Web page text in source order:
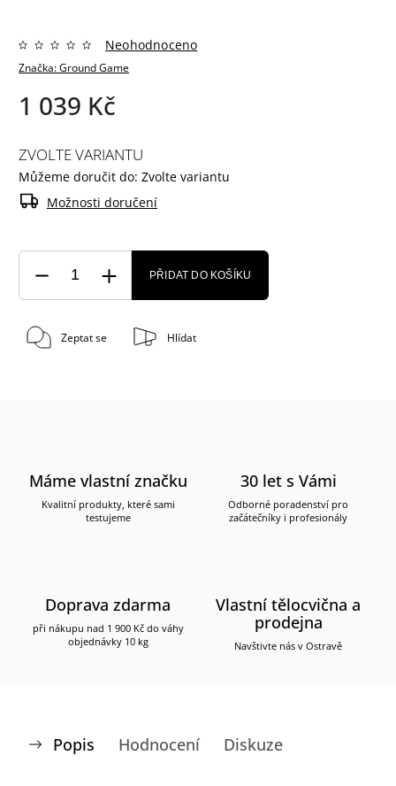
Značka:Ground Game
Neohodnoceno
1 039 Kč
ZVOLTE VARIANTU
Můžeme doručit do: Zvolte variantu
Možnosti doručení
PŘIDAT DO KOŠÍKU
Zeptat se Hlídat
Máme vlastní značku
Kvalitní produkty, které sami
testujeme
30 let s Vámi
Odborné poradenství pro
začátečníky i profesionály
Doprava zdarma
při nákupu nad 1 900 Kč do váhy
objednávky 10 kg
Vlastní tělocvična a
prodejna
Navštivte nás v Ostravě
Popis Hodnocení Diskuze